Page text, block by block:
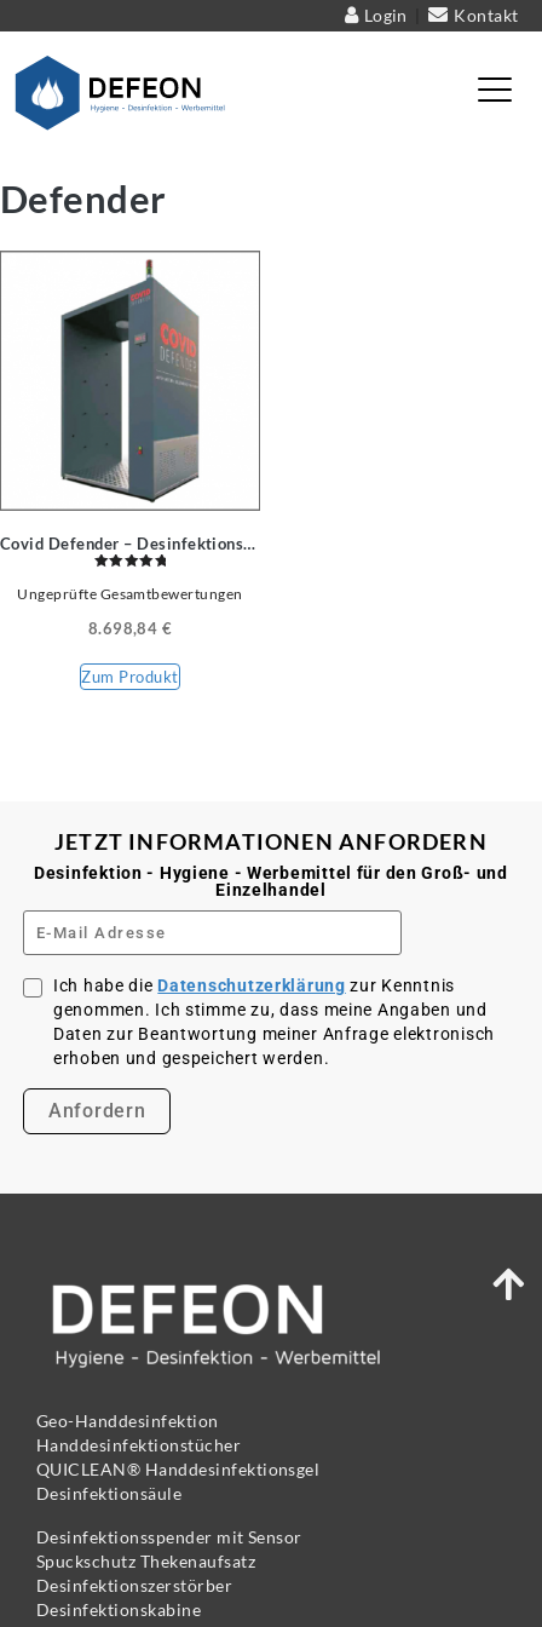
Login Kontakt
Defender
Covid Defender – Desinfektionskabine
mit
Ungeprüfte Gesamtbewertungen
8.698,84 €
Zum Produkt
JETZT INFORMATIONEN ANFORDERN
Desinfektion - Hygiene - Werbemittel für den Groß- und
Einzelhandel
Ich habe die Datenschutzerklärung zur Kenntnis
genommen. Ich stimme zu, dass meine Angaben und
Daten zur Beantwortung meiner Anfrage elektronisch
erhoben und gespeichert werden.
Geo-Handdesinfektion
Handdesinfektionstücher
QUICLEAN® Handdesinfektionsgel
Desinfektionsäule
Desinfektionsspender mit Sensor
Spuckschutz Thekenaufsatz
Desinfektionszerstörber
Desinfektionskabine